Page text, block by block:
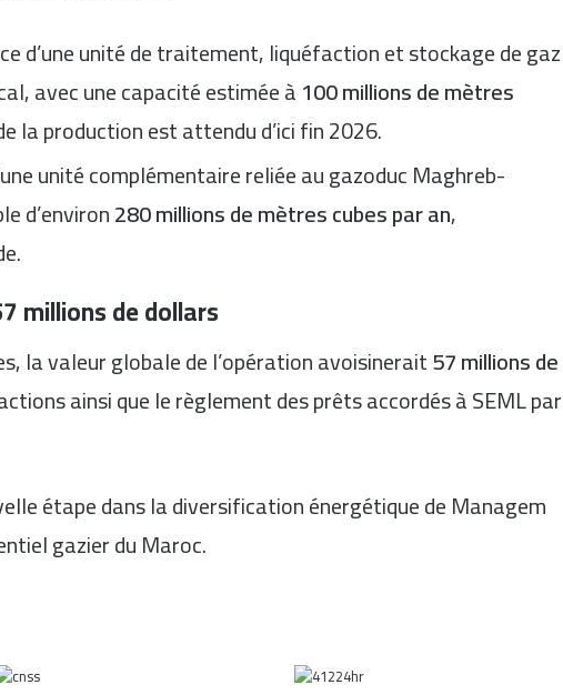
d’une unité de traitement, liquéfaction et stockage de gaz
avec une capacité estimée à100 millions de mètres
la production est attendu d’ici fin 2026.
unité complémentaire reliée au gazoduc Maghreb-
d’environ280 millions de mètres cubes par an,
millions de dollars
la valeur globale de l’opération avoisinerait57 millions de
ainsi que le règlement des prêts accordés à SEML par
étape dans la diversification énergétique de Managem
gazier du Maroc.